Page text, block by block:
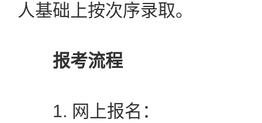
人基础上按次序录取。
报考流程
1. 网上报名：